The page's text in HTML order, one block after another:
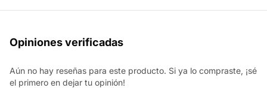
Opiniones verificadas
Aún no hay reseñas para este producto. Si ya lo compraste, ¡sé
el primero en dejar tu opinión!